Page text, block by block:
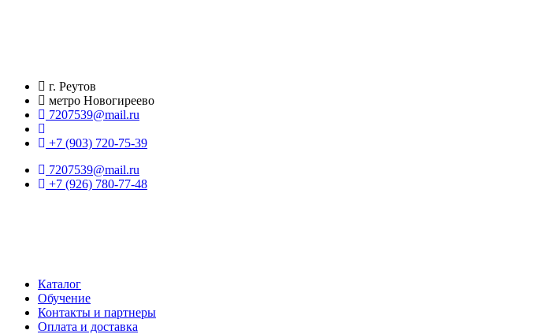
г. Реутов
метро Новогиреево
7207539@mail.ru
+7 (903) 720-75-39
7207539@mail.ru
+7 (926) 780-77-48
Каталог
Обучение
Контакты и партнеры
Оплата и доставка